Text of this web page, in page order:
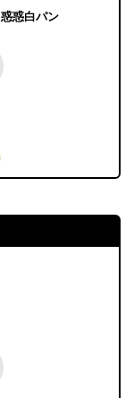
惑惑白パン